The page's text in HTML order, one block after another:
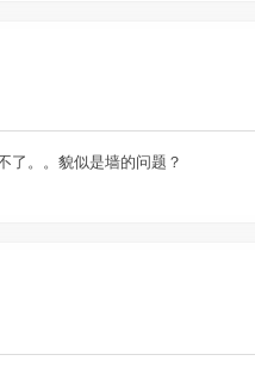
了。。貌似是墙的问题？